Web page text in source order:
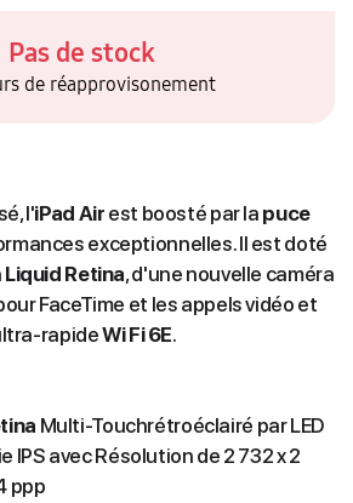
Pas de stock
de réapprovisonement
l'iPad Air est boosté par la puce
exceptionnelles. Il est doté
Liquid Retina, d'une nouvelle caméra
FaceTime et les appels vidéo et
rapideWi Fi 6E.
Multi‑Touchrétroéclairé par LED
IPS avec Résolution de 2 732 x 2
ppp